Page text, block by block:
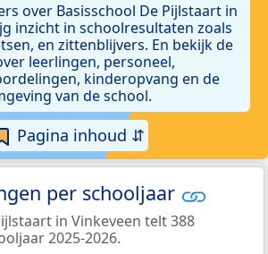
over Basisschool De Pijlstaart in
inzicht in schoolresultaten zoals
en zittenblijvers. En bekijk de
leerlingen, personeel,
kinderopvang en de
van de school.
Pagina inhoud ⇵
per schooljaar
in Vinkeveen telt 388
2025-2026.